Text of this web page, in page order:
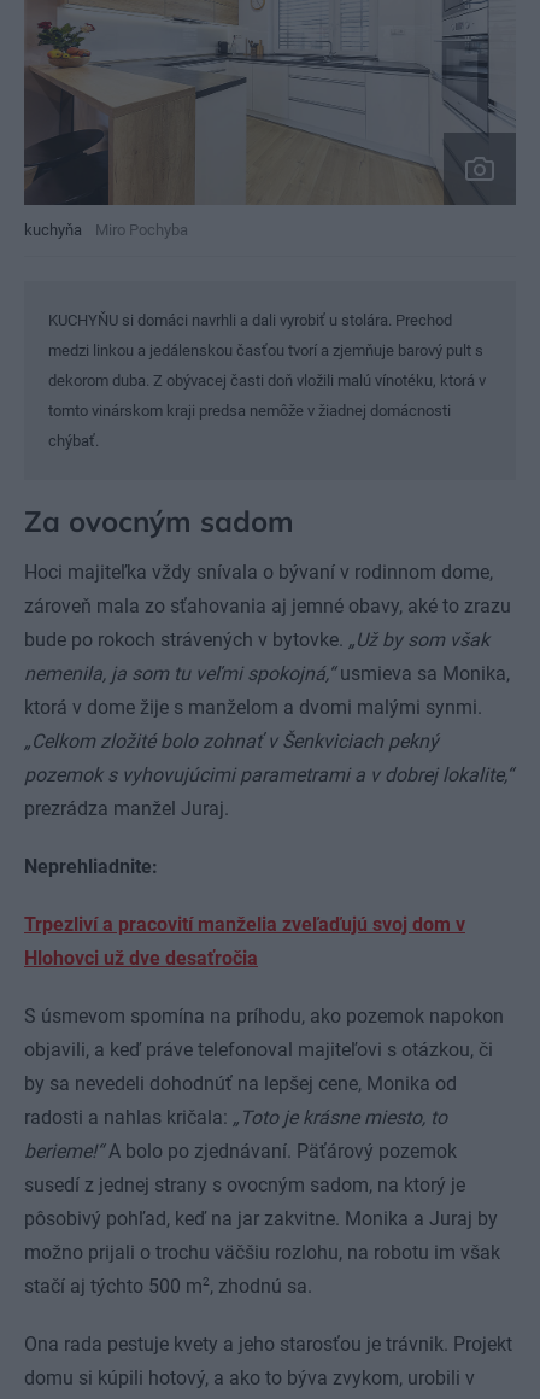
kuchyňa Miro Pochyba
KUCHYŇU si domáci navrhli a dali vyrobiť u stolára. Prechod
medzi linkou a jedálenskou časťou tvorí a zjemňuje barový pult s
dekorom duba. Z obývacej časti doň vložili malú vínotéku, ktorá v
tomto vinárskom kraji predsa nemôže v žiadnej domácnosti
chýbať.
Za ovocným sadom
Hoci majiteľka vždy snívala o bývaní v rodinnom dome,
zároveň mala zo sťahovania aj jemné obavy, aké to zrazu
bude po rokoch strávených v bytovke. „Už by som však
nemenila, ja som tu veľmi spokojná,“usmieva sa Monika,
ktorá v dome žije s manželom a dvomi malými synmi.
„Celkom zložité bolo zohnať v Šenkviciach pekný
pozemok s vyhovujúcimi parametrami a v dobrej lokalite,“
prezrádza manžel Juraj.
Neprehliadnite:
Trpezliví a pracovití manželia zveľaďujú svoj dom v
Hlohovci už dve desaťročia
S úsmevom spomína na príhodu, ako pozemok napokon
objavili, a keď práve telefonoval majiteľovi s otázkou, či
by sa nevedeli dohodnúť na lepšej cene, Monika od
radosti a nahlas kričala: „Toto je krásne miesto, to
berieme!“A bolo po zjednávaní. Päťárový pozemok
susedí z jednej strany s ovocným sadom, na ktorý je
pôsobivý pohľad, keď na jar zakvitne. Monika a Juraj by
možno prijali o trochu väčšiu rozlohu, na robotu im však
stačí aj týchto 500 m2, zhodnú sa.
Ona rada pestuje kvety a jeho starosťou je trávnik. Projekt
domu si kúpili hotový, a ako to býva zvykom, urobili v